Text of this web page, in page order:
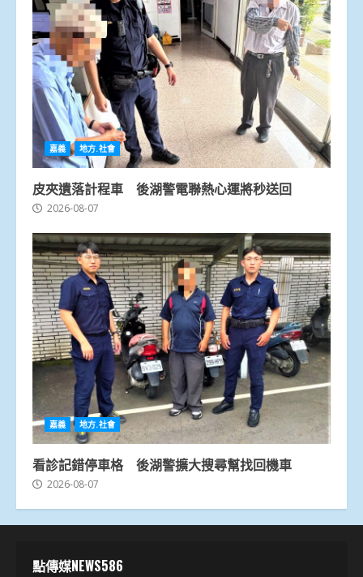
嘉義 地方.社會
皮夾遺落計程車 後湖警電聯熱心運將秒送回
2026-08-07
嘉義 地方.社會
看診記錯停車格 後湖警擴大搜尋幫找回機車
2026-08-07
點傳媒NEWS586